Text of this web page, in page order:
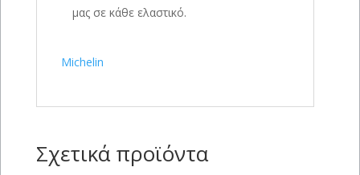
μας σε κάθε ελαστικό.
Michelin
Σχετικά προϊόντα